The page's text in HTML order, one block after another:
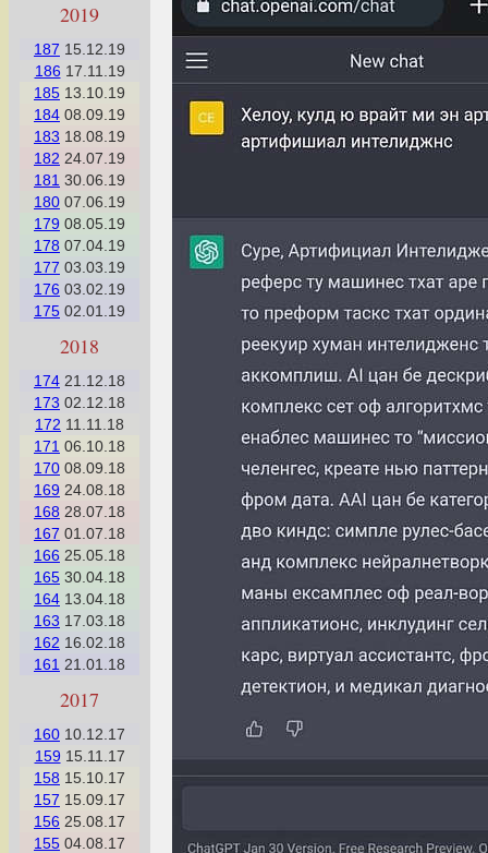
2019
187 15.12.19
186 17.11.19
185 13.10.19
184 08.09.19
183 18.08.19
182 24.07.19
181 30.06.19
180 07.06.19
179 08.05.19
178 07.04.19
177 03.03.19
176 03.02.19
175 02.01.19
2018
174 21.12.18
173 02.12.18
172 11.11.18
171 06.10.18
170 08.09.18
169 24.08.18
168 28.07.18
167 01.07.18
166 25.05.18
165 30.04.18
164 13.04.18
163 17.03.18
162 16.02.18
161 21.01.18
2017
160 10.12.17
159 15.11.17
158 15.10.17
157 15.09.17
156 25.08.17
155 04.08.17